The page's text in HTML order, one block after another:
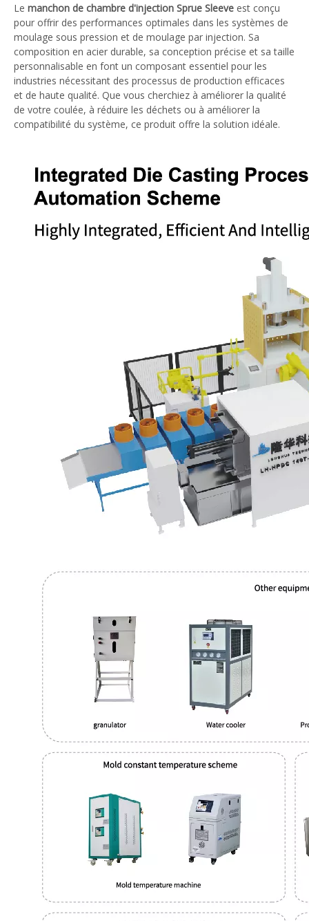
Le manchon de chambre d'injection Sprue Sleeve est conçu
pour offrir des performances optimales dans les systèmes de
moulage sous pression et de moulage par injection. Sa
composition en acier durable, sa conception précise et sa taille
personnalisable en font un composant essentiel pour les
industries nécessitant des processus de production efficaces
et de haute qualité. Que vous cherchiez à améliorer la qualité
de votre coulée, à réduire les déchets ou à améliorer la
compatibilité du système, ce produit offre la solution idéale.